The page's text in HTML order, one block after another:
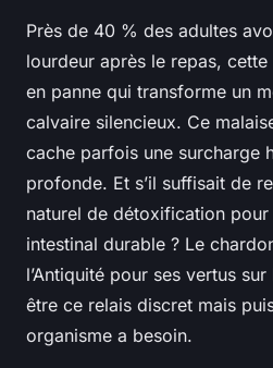
Près de 40 % des adultes
lourdeur après le repas,
en panne qui transforme un
calvaire silencieux. Ce
cache parfois une surcharge
profonde. Et s’il suffisait de
naturel de détoxification
intestinal durable ? Le
l’Antiquité pour ses vertus
être ce relais discret mais
organisme a besoin.